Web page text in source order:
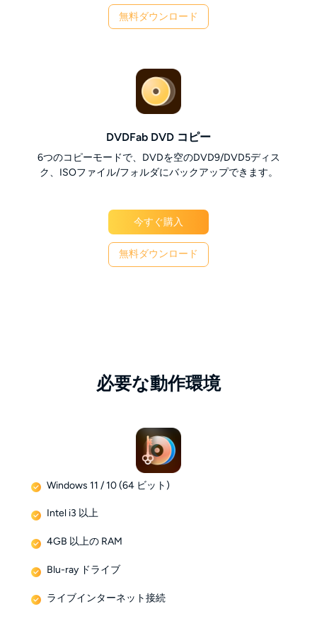
無料ダウンロード
DVDFab DVD コピー
6つのコピーモードで、DVDを空のDVD9/DVD5ディス
ク、ISOファイル/フォルダにバックアップできます。
今すぐ購入
無料ダウンロード
必要な動作環境
Windows 11 / 10 (64 ビット)
Intel i3 以上
4GB 以上の RAM
Blu-ray ドライブ
ライブインターネット接続